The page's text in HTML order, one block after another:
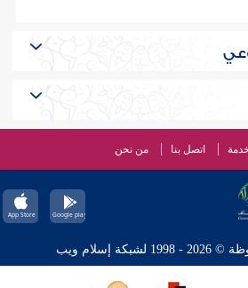
اتصل بنا من نحن
إسلام ويب